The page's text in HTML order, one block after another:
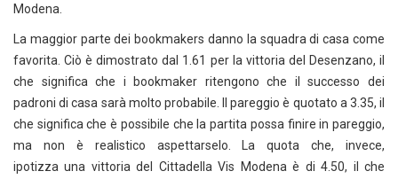
Modena.
La maggior parte dei bookmakers danno la squadra di casa come
favorita. Ciò è dimostrato dal 1.61 per la vittoria del Desenzano, il
che significa che i bookmaker ritengono che il successo dei
padroni di casa sarà molto probabile. Il pareggio è quotato a 3.35, il
che significa che è possibile che la partita possa finire in pareggio,
ma non è realistico aspettarselo. La quota che, invece,
ipotizza una vittoria del Cittadella Vis Modena è di 4.50, il che